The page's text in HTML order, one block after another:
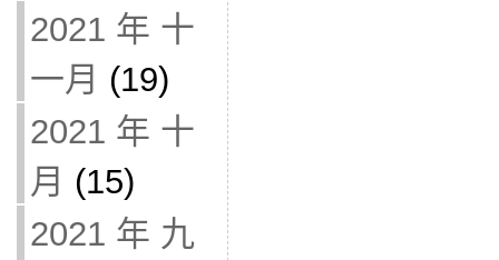
2021 年 十
一月 (19)
2021 年 十
月 (15)
2021 年 九